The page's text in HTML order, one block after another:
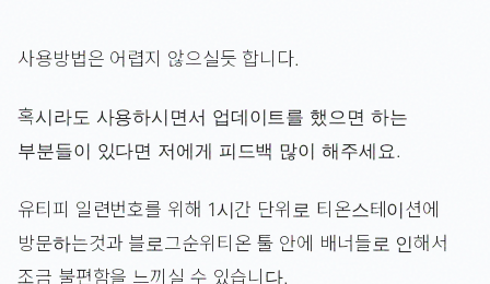
사용방법은 어렵지 않으실듯 합니다.
혹시라도 사용하시면서 업데이트를 했으면 하는
부분들이 있다면 저에게 피드백 많이 해주세요.
유티피 일련번호를 위해 1시간 단위로 티온스테이션에
방문하는것과 블로그순위티온 툴 안에 배너들로 인해서
조금 불편함을 느끼실 수 있습니다.